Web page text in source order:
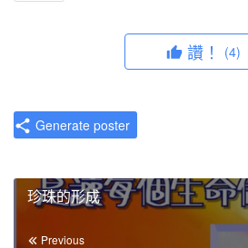
讚！ (4)
Generate poster
珍珠的形成
Previous